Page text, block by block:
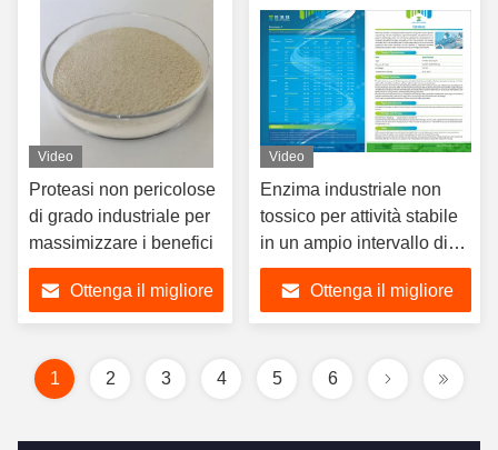
Video
Proteasi non pericolose
di grado industriale per
massimizzare i benefici
Ottenga il migliore
Video
Enzima industriale non
tossico per attività stabile
in un ampio intervallo di
pH e temperatura
Ottenga il migliore
1 2 3 4 5 6